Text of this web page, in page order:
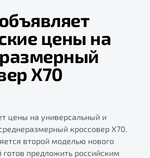
Модели
Покупателям
драйв
Владельцам
О компаниицены на
X70
цены на универсальный и
кроссовер X70.
второй моделью нового
готов предложить российским